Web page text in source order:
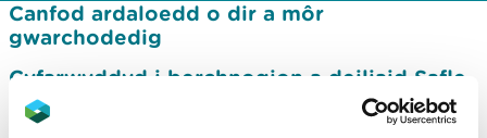
Canfod ardaloedd o dir a môr
gwarchodedig
Cyfarwyddyd i berchnogion a deiliaid Safle
o Ddiddordeb Gwyddonol Arbennig
(SoDdGA)